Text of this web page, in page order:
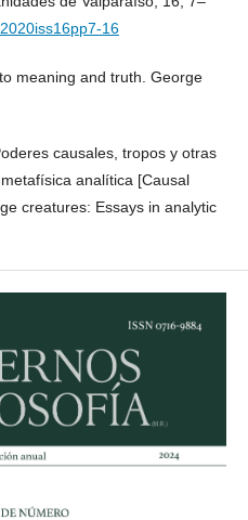
16
meaning and truth. George
causales, tropos y otras
analítica [Causal
creatures: Essays in analytic